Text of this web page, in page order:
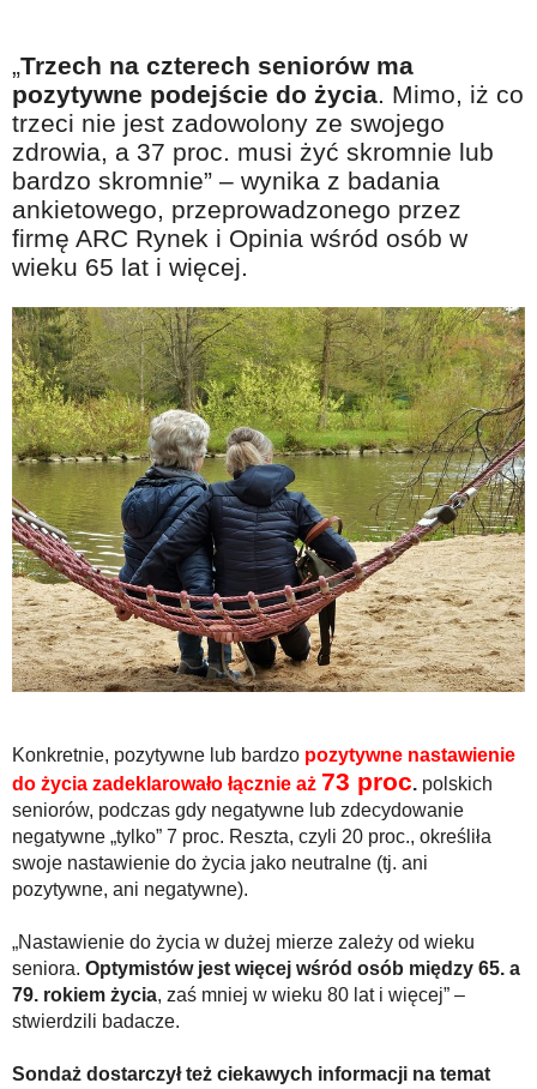
Stop samotności
Z internetem za pan brat
Bezpiecznie i w zgodzie z prawem
„Trzech na czterech seniorów ma
pozytywne podejście do życia. Mimo, iż co
trzeci nie jest zadowolony ze swojego
zdrowia, a 37 proc. musi żyć skromnie lub
bardzo skromnie” – wynika z badania
ankietowego, przeprowadzonego przez
firmę ARC Rynek i Opinia wśród osób w
wieku 65 lat i więcej.
Konkretnie, pozytywne lub bardzo pozytywne nastawienie
do życia zadeklarowało łącznie aż 73 proc. polskich
seniorów, podczas gdy negatywne lub zdecydowanie
negatywne „tylko” 7 proc. Reszta, czyli 20 proc., określiła
swoje nastawienie do życia jako neutralne (tj. ani
pozytywne, ani negatywne).
„Nastawienie do życia w dużej mierze zależy od wieku
seniora. Optymistów jest więcej wśród osób między 65. a
79. rokiem życia, zaś mniej w wieku 80 lat i więcej” –
stwierdzili badacze.
Sondaż dostarczył też ciekawych informacji na temat